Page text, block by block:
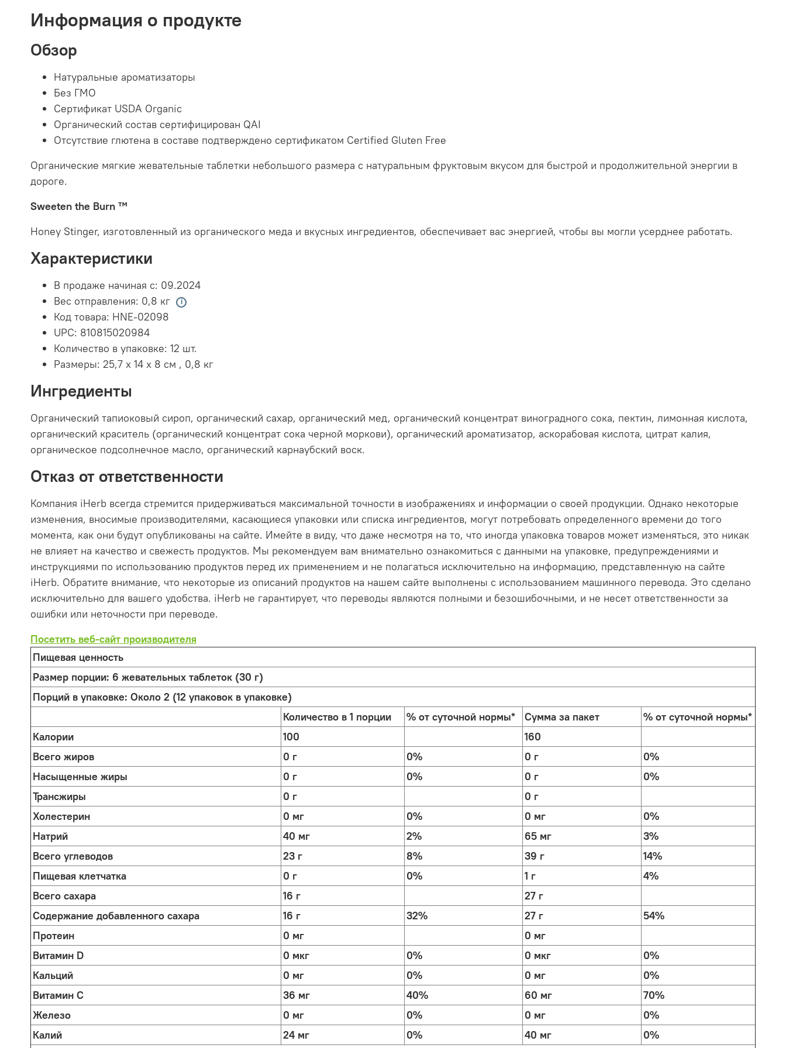
Информация о продукте
Обзор
Натуральные ароматизаторы
Без ГМО
Сертификат USDA Organic
Органический состав сертифицирован QAI
Отсутствие глютена в составе подтверждено сертификатом Certified Gluten Free
Органические мягкие жевательные таблетки небольшого размера с натуральным фруктовым вкусом для быстрой и продолжительной энергии в
дороге.
Sweeten the Burn ™
Honey Stinger, изготовленный из органического меда и вкусных ингредиентов, обеспечивает вас энергией, чтобы вы могли усерднее работать.
Характеристики
В продаже начиная с: 09.2024
Вес отправления: 0,8 кг
Код товара: HNE-02098
UPC: 810815020984
Количество в упаковке: 12 шт.
Размеры: 25,7 x 14 x 8 см , 0,8 кг
Ингредиенты
Органический тапиоковый сироп, органический сахар, органический мед, органический концентрат виноградного сока, пектин, лимонная кислота,
органический краситель (органический концентрат сока черной моркови), органический ароматизатор, аскорабовая кислота, цитрат калия,
органическое подсолнечное масло, органический карнаубский воск.
Отказ от ответственности
Компания iHerb всегда стремится придерживаться максимальной точности в изображениях и информации о своей продукции. Однако некоторые
изменения, вносимые производителями, касающиеся упаковки или списка ингредиентов, могут потребовать определенного времени до того
момента, как они будут опубликованы на сайте. Имейте в виду, что даже несмотря на то, что иногда упаковка товаров может изменяться, это никак
не влияет на качество и свежесть продуктов. Мы рекомендуем вам внимательно ознакомиться с данными на упаковке, предупреждениями и
инструкциями по использованию продуктов перед их применением и не полагаться исключительно на информацию, представленную на сайте
iHerb. Обратите внимание, что некоторые из описаний продуктов на нашем сайте выполнены с использованием машинного перевода. Это сделано
исключительно для вашего удобства. iHerb не гарантирует, что переводы являются полными и безошибочными, и не несет ответственности за
ошибки или неточности при переводе.
Посетить веб-сайт производителя
Пищевая ценность
Размер порции: 6 жевательных таблеток (30 г)
Порций в упаковке: Около 2 (12 упаковок в упаковке)
Количество в 1 порции
% от суточной нормы* Сумма за пакет
% от суточной нормы*
Калории
100
160
Всего жиров
0 г 0% 0 г
0%
Насыщенные жиры
0 г 0% 0 г
0%
Трансжиры
0 г
0 г
Холестерин
0 мг 0% 0 мг
0%
Натрий
40 мг 2% 65 мг
3%
Всего углеводов
23 г 8% 39 г
14%
Пищевая клетчатка
0 г 0% 1 г
4%
Всего сахара
16 г
27 г
Содержание добавленного сахара
16 г 32% 27 г
54%
Протеин
0 мг
0 мг
Витамин D
0 мкг 0% 0 мкг
0%
Кальций
0 мг 0% 0 мг
0%
Витамин C
36 мг 40% 60 мг
70%
Железо
0 мг 0% 0 мг
0%
Калий
24 мг 0% 40 мг 0%